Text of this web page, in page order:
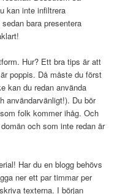
kan inte infiltrera
bara presentera
Hur? Ett bra tips är att
poppis. Då måste du först
kan du redan använda
användarvänligt!). Du bör
folk kommer ihåg. Och
och som inte redan är
Har du en blogg behövs
ner ett par timmar per
texterna. I början